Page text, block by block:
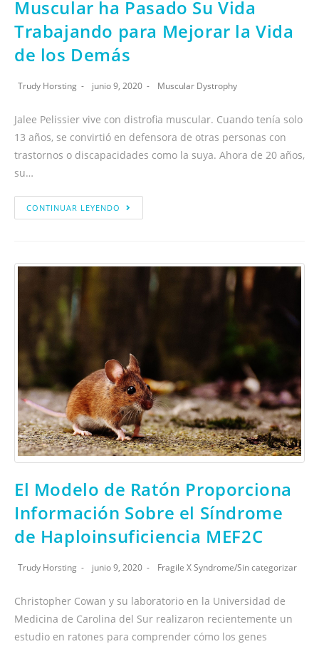
Muscular ha Pasado Su Vida
Trabajando para Mejorar la Vida
de los Demás
Trudy Horsting junio 9, 2020 Muscular Dystrophy
Jalee Pelissier vive con distrofia muscular. Cuando tenía solo
13 años, se convirtió en defensora de otras personas con
trastornos o discapacidades como la suya. Ahora de 20 años,
su…
CONTINUAR LEYENDO
El Modelo de Ratón Proporciona
Información Sobre el Síndrome
de Haploinsuficiencia MEF2C
Trudy Horsting junio 9, 2020 Fragile X Syndrome/Sin categorizar
Christopher Cowan y su laboratorio en la Universidad de
Medicina de Carolina del Sur realizaron recientemente un
estudio en ratones para comprender cómo los genes